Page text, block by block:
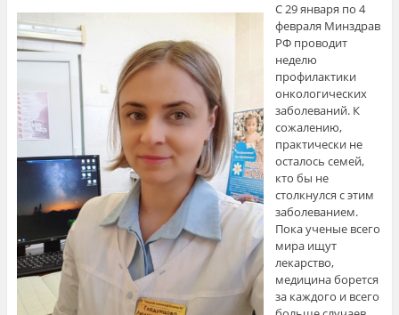
С 29 января по 4
февраля Минздрав
РФ проводит
неделю
профилактики
онкологических
заболеваний. К
сожалению,
практически не
осталось семей,
кто бы не
столкнулся с этим
заболеванием.
Пока ученые всего
мира ищут
лекарство,
медицина борется
за каждого и всего